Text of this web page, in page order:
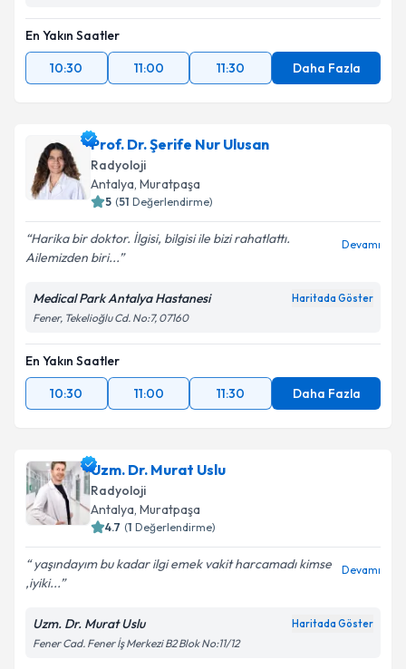
En Yakın Saatler
10:30
11:00 11:30 Daha Fazla
Prof. Dr. Şerife Nur Ulusan
Radyoloji
Antalya, Muratpaşa
5 (51 Değerlendirme)
Harika bir doktor. İlgisi, bilgisi ile bizi rahatlattı.
Ailemizden biri...
Devamı
Medical Park Antalya Hastanesi Haritada Göster
Fener, Tekelioğlu Cd. No:7, 07160
En Yakın Saatler
10:30
11:00 11:30 Daha Fazla
Uzm. Dr. Murat Uslu
Radyoloji
Antalya, Muratpaşa
4.7 (1 Değerlendirme)
yaşındayım bu kadar ilgi emek vakit harcamadı kimse
,iyiki...
Devamı
Uzm. Dr. Murat Uslu Haritada Göster
Fener Cad. Fener İş Merkezi B2 Blok No:11/12